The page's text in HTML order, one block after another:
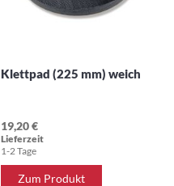
Klettpad (225 mm) weich
19,20 €
Lieferzeit
1-2 Tage
Zum Produkt